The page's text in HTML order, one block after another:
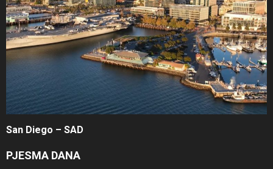
San Diego – SAD
PJESMA DANA